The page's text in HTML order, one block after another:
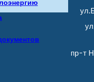
пр-т